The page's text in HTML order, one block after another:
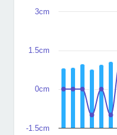
-1.5cm
0cm
1.5cm
3cm